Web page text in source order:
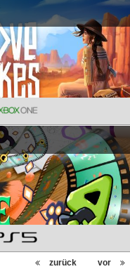
vor
zurück